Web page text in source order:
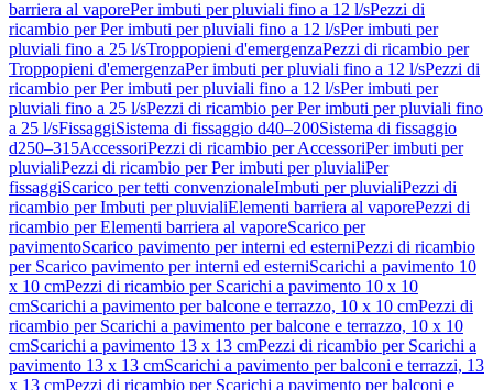
barriera al vaporePer imbuti per pluviali fino a 12 l/sPezzi di
ricambio per Per imbuti per pluviali fino a 12 l/sPer imbuti per
pluviali fino a 25 l/sTroppopieni d'emergenzaPezzi di ricambio per
Troppopieni d'emergenzaPer imbuti per pluviali fino a 12 l/sPezzi di
ricambio per Per imbuti per pluviali fino a 12 l/sPer imbuti per
pluviali fino a 25 l/sPezzi di ricambio per Per imbuti per pluviali fino
a 25 l/sFissaggiSistema di fissaggio d40–200Sistema di fissaggio
d250–315AccessoriPezzi di ricambio per AccessoriPer imbuti per
pluvialiPezzi di ricambio per Per imbuti per pluvialiPer
fissaggiScarico per tetti convenzionaleImbuti per pluvialiPezzi di
ricambio per Imbuti per pluvialiElementi barriera al vaporePezzi di
ricambio per Elementi barriera al vaporeScarico per
pavimentoScarico pavimento per interni ed esterniPezzi di ricambio
per Scarico pavimento per interni ed esterniScarichi a pavimento 10
x 10 cmPezzi di ricambio per Scarichi a pavimento 10 x 10
cmScarichi a pavimento per balcone e terrazzo, 10 x 10 cmPezzi di
ricambio per Scarichi a pavimento per balcone e terrazzo, 10 x 10
cmScarichi a pavimento 13 x 13 cmPezzi di ricambio per Scarichi a
pavimento 13 x 13 cmScarichi a pavimento per balconi e terrazzi, 13
x 13 cmPezzi di ricambio per Scarichi a pavimento per balconi e